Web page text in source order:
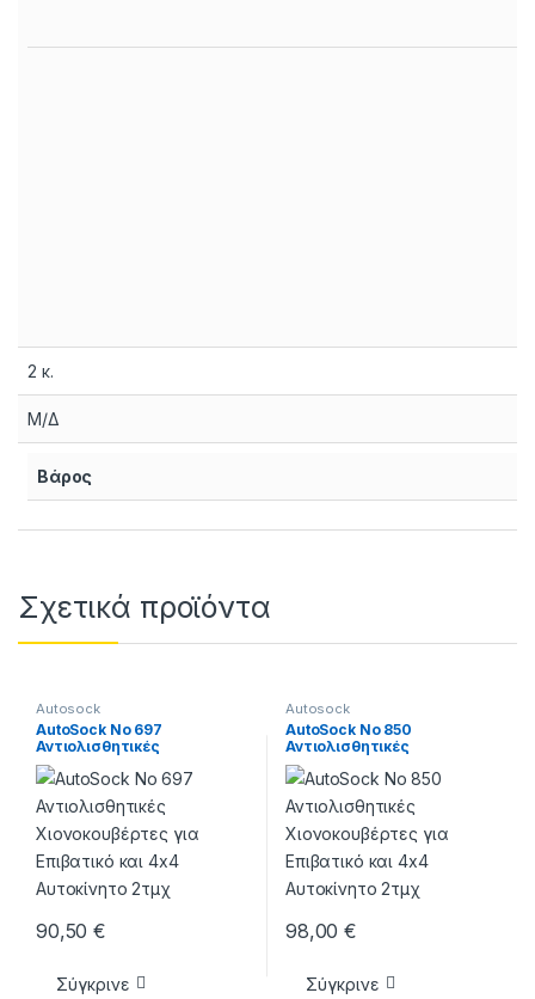
2 κ.
Μ/Δ
Βάρος
Σχετικά προϊόντα
Autosock
AutoSock Νo 697
Αντιολισθητικές
Χιονοκουβέρτες για
Επιβατικό και 4×4
Αυτοκίνητο 2τμχ
90,50€
Σύγκρινε
Autosock
AutoSock Νo 850
Αντιολισθητικές
Χιονοκουβέρτες για
Επιβατικό και 4×4
Αυτοκίνητο 2τμχ
98,00€
Σύγκρινε